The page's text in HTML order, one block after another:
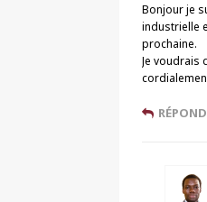
Bonjour je
industrielle
prochaine.
Je voudrais